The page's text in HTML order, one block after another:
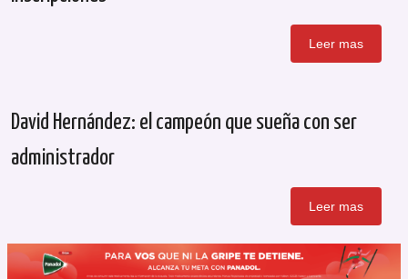
Leer mas
David Hernández: el campeón que sueña con ser
administrador
Leer mas